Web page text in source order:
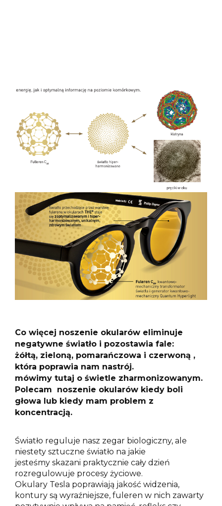
Co więcej noszenie okularów eliminuje
negatywne światło i pozostawia fale:
żółtą, zieloną, pomarańczowa i czerwoną ,
która poprawia nam nastrój.
mówimy tutaj o świetle zharmonizowanym.
Polecam noszenie okularów kiedy boli
głowa lub kiedy mam problem z
koncentracją.
Światło reguluje nasz zegar biologiczny, ale
niestety sztuczne światło na jakie
jesteśmy skazani praktycznie cały dzień
rozregulowuje procesy życiowe.
Okulary Tesla poprawiają jakość widzenia,
kontury są wyraźniejsze, fuleren w nich zawarty